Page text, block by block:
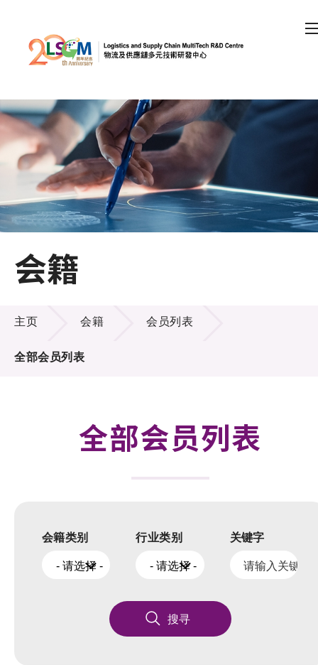
跳到内容（按回车键）
会员登录
A A A EN
主页
技术商品化
活动及消息
科技分享
会籍
会籍
主页 会籍 会员列表
全部会员列表
全部会员列表
会籍类别
- 请选择 -
行业类别
- 请选择 -
关键字
搜寻